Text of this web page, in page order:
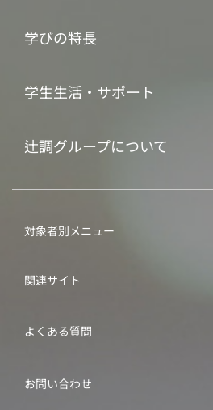
学びの特長
学生生活・サポート
辻調グループについて
対象者別メニュー
関連サイト
よくある質問
お問い合わせ